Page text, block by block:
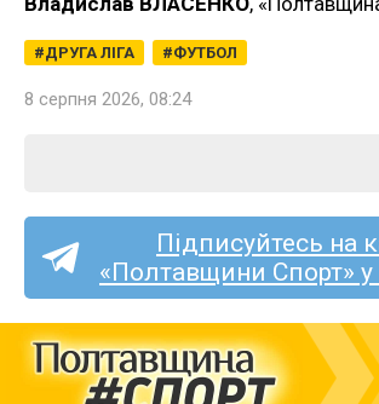
ДРУГА ЛІГА ФУТБОЛ
8 серпня 2026, 08:24
Підписуйтесь на
«Полтавщини Спорт» у